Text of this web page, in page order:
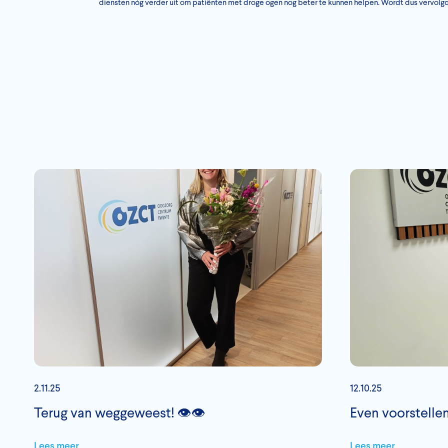
diensten nóg verder uit om patiënten met droge ogen nog beter te kunnen helpen. Wordt dus
2.11.25
Terug van weggeweest! 👁️👁️
12.10.25
Even